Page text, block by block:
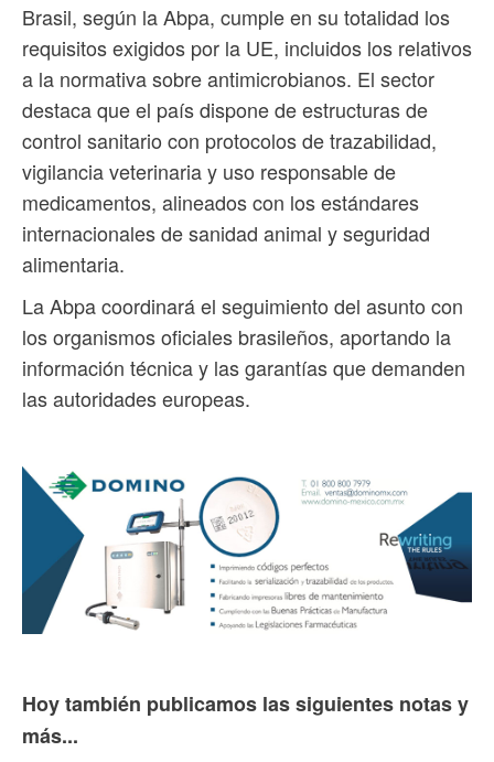
Brasil, según la Abpa, cumple en su totalidad los
requisitos exigidos por la UE, incluidos los relativos
a la normativa sobre antimicrobianos. El sector
destaca que el país dispone de estructuras de
control sanitario con protocolos de trazabilidad,
vigilancia veterinaria y uso responsable de
medicamentos, alineados con los estándares
internacionales de sanidad animal y seguridad
alimentaria.
La Abpa coordinará el seguimiento del asunto con
los organismos oficiales brasileños, aportando la
información técnica y las garantías que demanden
las autoridades europeas.
Hoy también publicamos las siguientes notas y
más...